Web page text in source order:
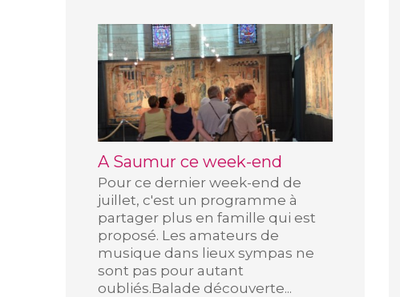
A Saumur ce week-end
Pour ce dernier week-end de
juillet, c'est un programme à
partager plus en famille qui est
proposé. Les amateurs de
musique dans lieux sympas ne
sont pas pour autant
oubliés.Balade découverte...